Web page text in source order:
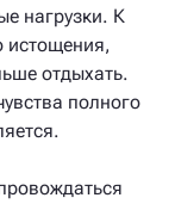
нагрузки. К
истощения,
отдыхать.
полного